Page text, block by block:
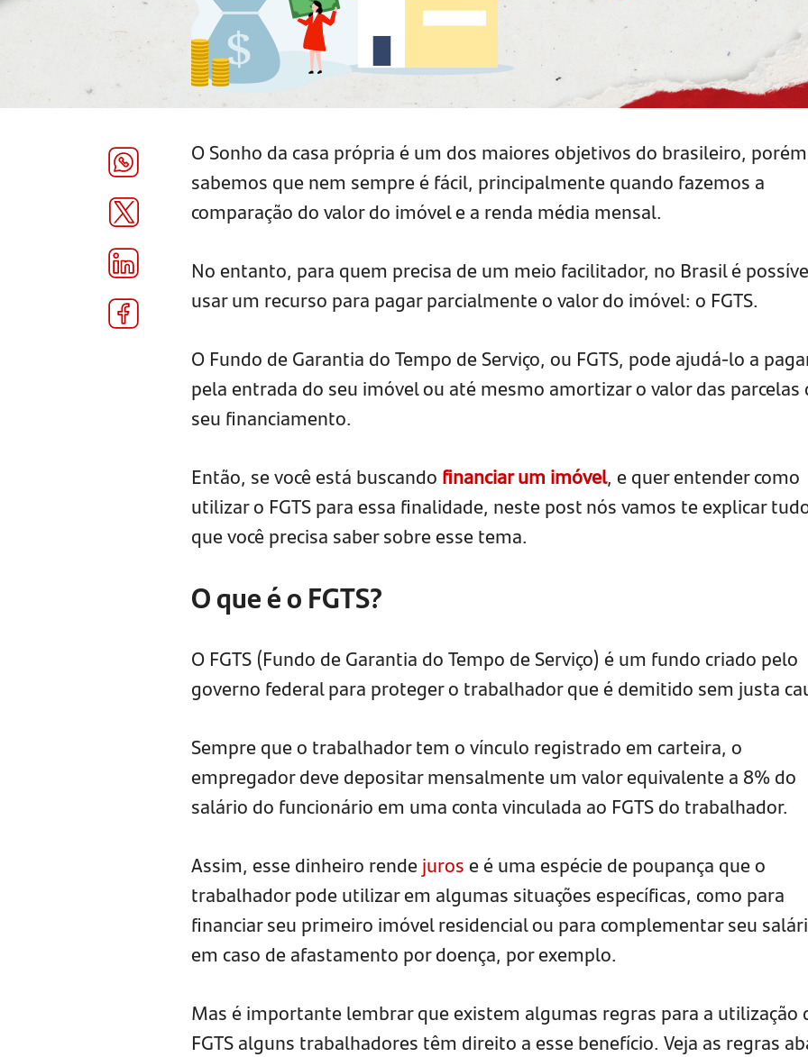
O Sonho da casa própria é um dos maiores objetivos do brasileiro, porém
sabemos que nem sempre é fácil, principalmente quando fazemos a
comparação do valor do imóvel e a renda média mensal.
No entanto, para quem precisa de um meio facilitador, no Brasil é
usar um recurso para pagar parcialmente o valor do imóvel: o FGTS.
O Fundo de Garantia do Tempo de Serviço, ou FGTS, pode ajudá-lo a
pela entrada do seu imóvel ou até mesmo amortizar o valor das parcelas
seu financiamento.
Então, se você está buscando financiar um imóvel, e quer entender como
utilizar o FGTS para essa finalidade, neste post nós vamos te explicar
que você precisa saber sobre esse tema.
O que é o FGTS?
O FGTS (Fundo de Garantia do Tempo de Serviço) é um fundo criado pelo
governo federal para proteger o trabalhador que é demitido sem justa
Sempre que o trabalhador tem o vínculo registrado em carteira, o
empregador deve depositar mensalmente um valor equivalente a 8% do
salário do funcionário em uma conta vinculada ao FGTS do trabalhador.
Assim, esse dinheiro rendejurose é uma espécie de poupança que o
trabalhador pode utilizar em algumas situações específicas, como para
financiar seu primeiro imóvel residencial ou para complementar seu
em caso de afastamento por doença, por exemplo.
Mas é importante lembrar que existem algumas regras para a utilização
FGTS alguns trabalhadores têm direito a esse benefício. Veja as regras